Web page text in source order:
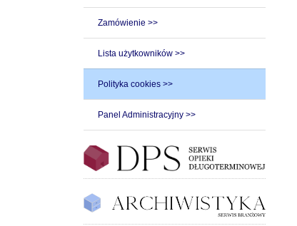
Zamówienie >>
Lista użytkowników >>
Polityka cookies >>
Panel Administracyjny >>